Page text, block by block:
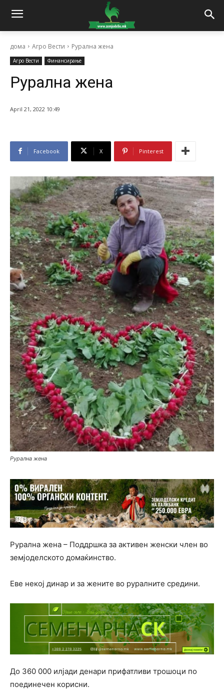
дома Агро Вести Рурална жена
Агро Вести Финансирање
Рурална жена
April 21, 2022 10:49
Facebook X Pinterest
Рурална жена
Рурална жена – Поддршка за активен женски член во
земјоделското домаќинство.
Еве некој динар и за жените во руралните средини.
До 360 000 илјади денари прифатливи трошоци по
поединечен корисни.